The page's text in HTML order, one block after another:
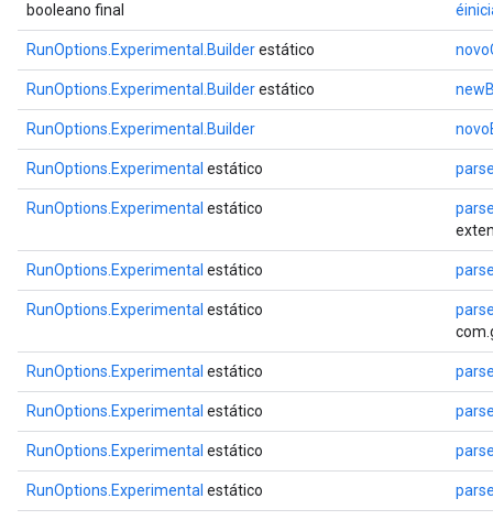
booleano final
RunOptions.Experimental.Builderestático
RunOptions.Experimental.Builderestático
RunOptions.Experimental.Builder
RunOptions.Experimental estático
RunOptions.Experimental estático
RunOptions.Experimental estático
RunOptions.Experimental estático
RunOptions.Experimental estático
RunOptions.Experimental estático
RunOptions.Experimental estático
RunOptions.Experimental estático